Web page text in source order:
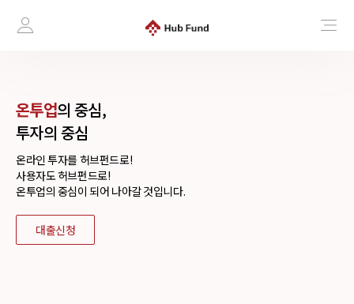
온투업의 중심,
투자의 중심
온라인 투자를 허브펀드로!
사용자도 허브펀드로!
온투업의 중심이 되어 나아갈 것입니다.
대출신청